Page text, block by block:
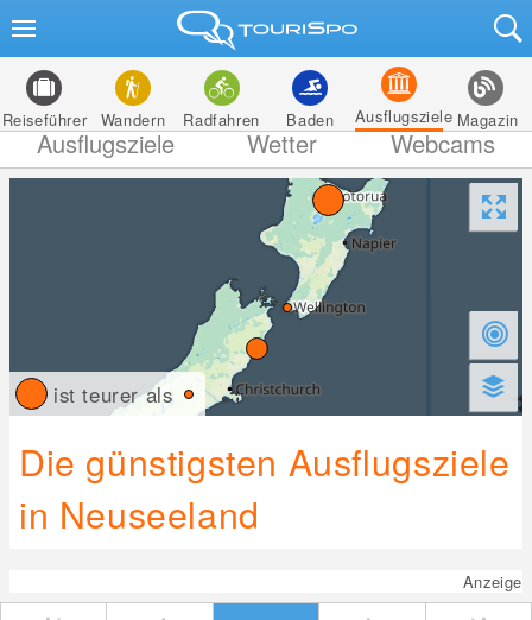
Reiseführer Wandern Radfahren Baden Ausflugsziele Magazin
Ausflugsziele Wetter Webcams
ist teurer als
Die günstigsten Ausflugsziele
in Neuseeland
Anzeige